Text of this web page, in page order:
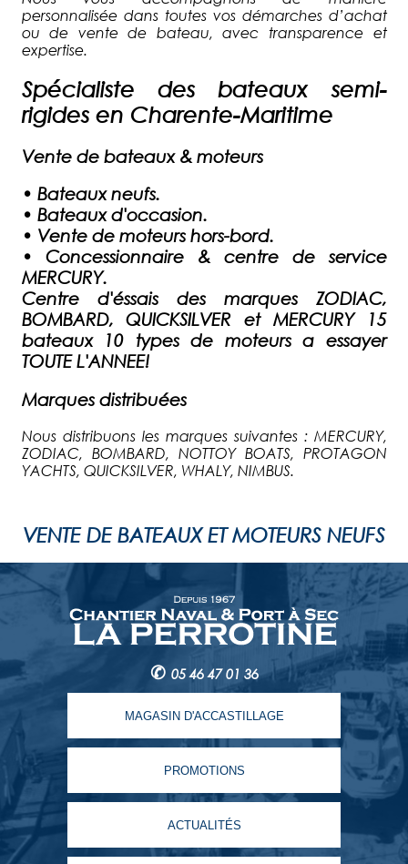
personnalisée dans toutes vos démarches d’achat
ou de vente de bateau, avec transparence et
expertise.
Spécialiste des bateaux semi-
rigides en Charente-Maritime
Vente de bateaux & moteurs
• Bateaux neufs.
• Bateaux d'occasion.
• Vente de moteurs hors-bord.
•
Concessionnaire & centre de service
MERCURY.
Centre d'éssais des marques ZODIAC,
BOMBARD, QUICKSILVER et MERCURY 15
bateaux 10 types de moteurs a essayer
TOUTE L'ANNEE!
Marques distribuées
Nous distribuons les marques suivantes : MERCURY,
ZODIAC, BOMBARD, NOTTOY BOATS, PROTAGON
YACHTS, QUICKSILVER, WHALY, NIMBUS.
VENTE DE BATEAUX ET MOTEURS NEUFS
✆ 05 46 47 01 36
MAGASIN D'ACCASTILLAGE
PROMOTIONS
ACTUALITÉS